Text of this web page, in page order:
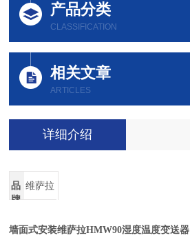
产品分类
CLASSIFICATION
相关文章
ARTICLES
详细介绍
品
牌
维萨拉
墙面式安装维萨拉HMW90湿度温度变送器